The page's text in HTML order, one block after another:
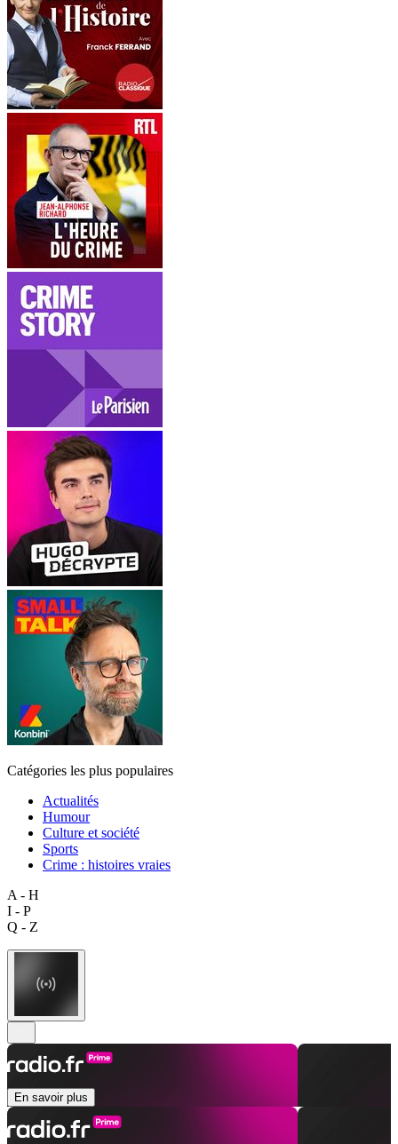
Catégories les plus populaires
Actualités
Humour
Culture et société
Sports
Crime : histoires vraies
A - H
I - P
Q - Z
En savoir plus